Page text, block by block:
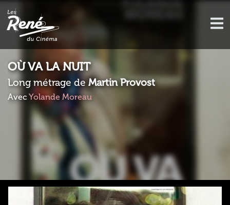
OÙ VA LA NUIT
Long métrage deMartin Provost
Avec Yolande Moreau